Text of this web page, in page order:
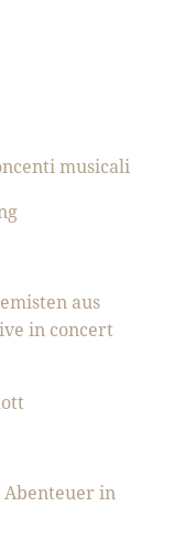
musicali
aus
in concert
in